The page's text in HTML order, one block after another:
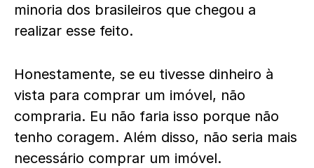
minoria dos brasileiros que chegou a
realizar esse feito.
Honestamente, se eu tivesse dinheiro à
vista para comprar um imóvel, não
compraria. Eu não faria isso porque não
tenho coragem. Além disso, não seria mais
necessário comprar um imóvel.